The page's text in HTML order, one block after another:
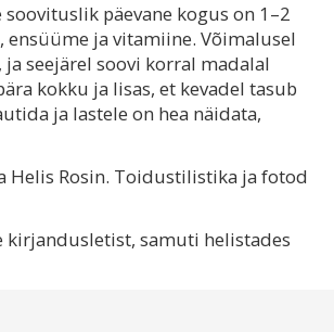
päevane kogus on 1–2
ja vitamiine. Võimalusel
seejärel soovi korral madalal
kokku ja lisas, et kevadel tasub
ja lastele on hea näidata,
Helis Rosin. Toidustilistika ja fotod
kirjandusletist, samuti helistades